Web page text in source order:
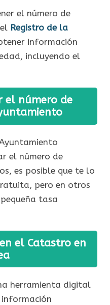
el número de
Registro de la
información
incluyendo el
el número de
el número de
es posible que te lo
pero en otros
tasa
el Catastro en
herramienta digital
información